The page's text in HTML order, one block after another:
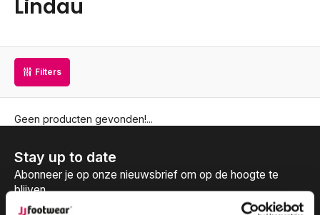
Lindau
Filters
Geen producten gevonden!...
Stay up to date
Abonneer je op onze nieuwsbrief om op de hoogte te
blijven.